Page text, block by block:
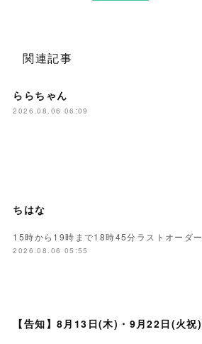
関連記事
ららちゃん
2026.08.06 06:09
ちはな
15時から19時まで18時45分ラストオーダー
2026.08.06 05:55